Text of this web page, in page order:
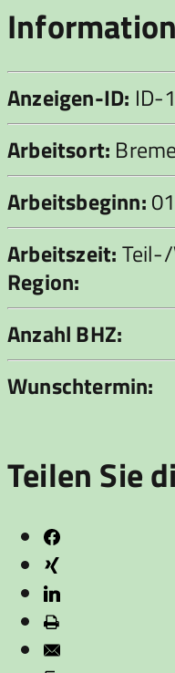
Anzeigen-ID: ID-
Arbeitsort:
Arbeitsbeginn:
Arbeitszeit:
Region:
Anzahl BHZ:
Wunschtermin:
Teilen Sie